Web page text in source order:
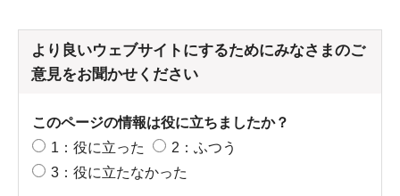
より良いウェブサイトにするためにみなさまのご
意見をお聞かせください
このページの情報は役に立ちましたか？
1：役に立った
2：ふつう
3：役に立たなかった